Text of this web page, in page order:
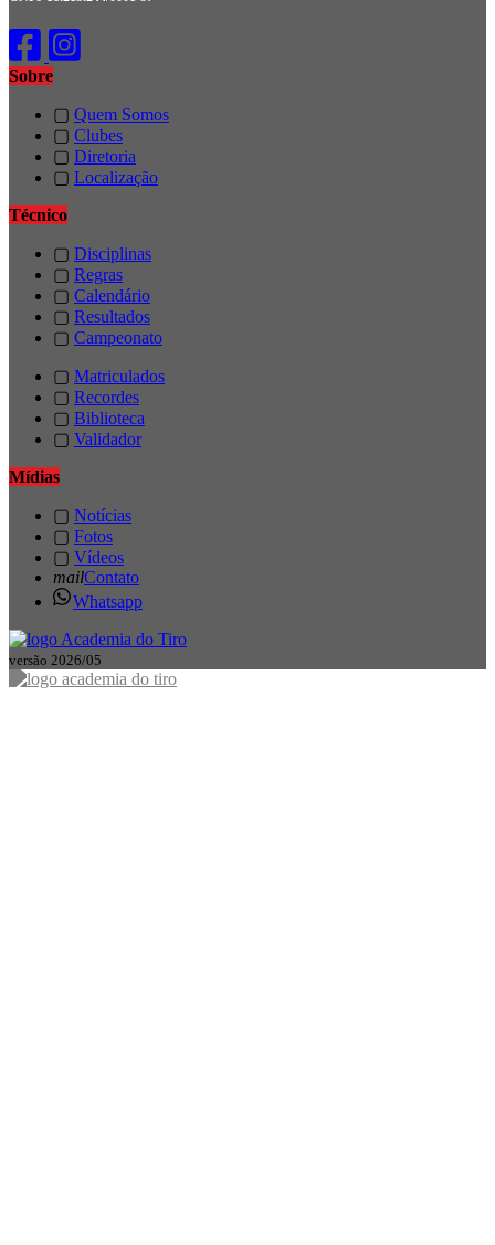
Sobre
▢ Quem Somos
▢ Clubes
▢ Diretoria
▢ Localização
Técnico
▢ Disciplinas
▢ Regras
▢ Calendário
▢ Resultados
▢ Campeonato
▢ Matriculados
▢ Recordes
▢ Biblioteca
▢ Validador
Mídias
▢ Notícias
▢ Fotos
▢ Vídeos
mailContato
Whatsapp
versão 2026/05